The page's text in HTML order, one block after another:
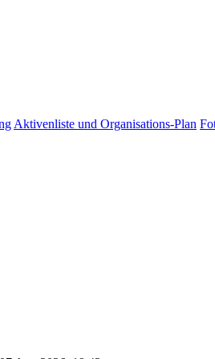
Aktivenliste und Organisations-Plan